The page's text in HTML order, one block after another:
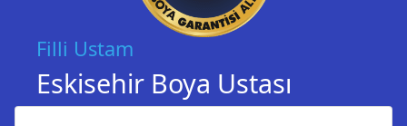
Filli Ustam
Eskisehir Boya Ustası